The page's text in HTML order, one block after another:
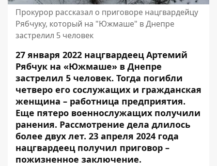
Прокурор рассказал о приговоре нацгвардейцу
Рябчуку, который на "Южмаше" в Днепре
застрелил 5 человек
27 января 2022 нацгвардеецАртемий
Рябчук на «Южмаше» в Днепре
застрелил 5 человек. Тогда погибли
четверо его сослужащих и гражданская
женщина – работница предприятия.
Еще пятеро военнослужащих получили
ранения. Рассмотрение дела длилось
более двух лет. 23 апреля 2024 года
нацгвардеец получил приговор –
пожизненное заключение.